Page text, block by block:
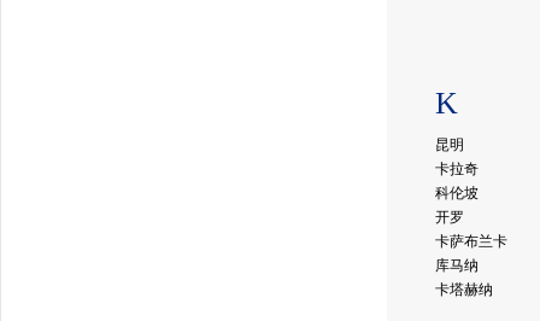
K
昆明
卡拉奇
科伦坡
开罗
卡萨布兰卡
库马纳
卡塔赫纳